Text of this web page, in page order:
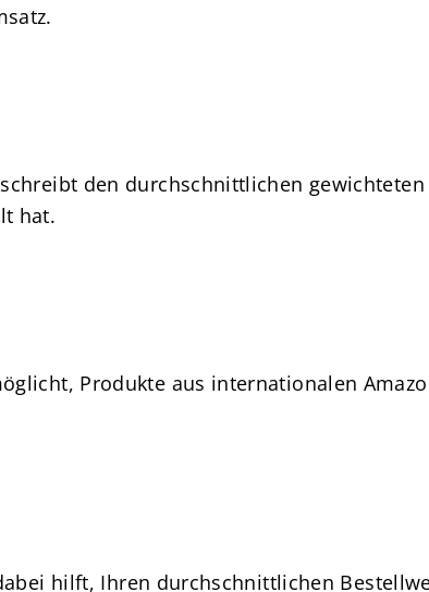
den durchschnittlichen
hat.
Produkte aus internationalen
hilft, Ihren durchschnittlichen